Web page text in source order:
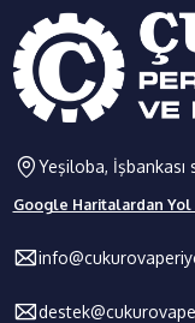
Yeşiloba, İşbankası
Google Haritalardan Yol